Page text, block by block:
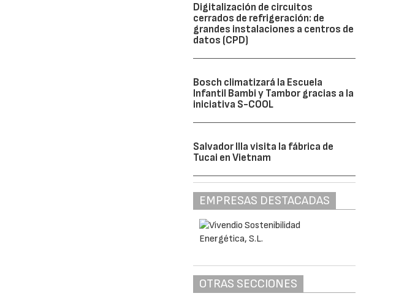
Digitalización de circuitos
cerrados de refrigeración: de
grandes instalaciones a centros de
datos (CPD)
Bosch climatizará la Escuela
Infantil Bambi y Tambor gracias a la
iniciativa S-COOL
Salvador Illa visita la fábrica de
Tucai en Vietnam
EMPRESAS DESTACADAS
OTRAS SECCIONES